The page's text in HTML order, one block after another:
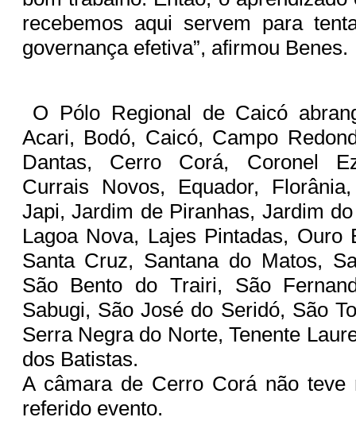
recebemos aqui servem para
governança efetiva”, afirmou Benes.
O Pólo Regional de Caicó
Acari, Bodó, Caicó, Campo
Dantas, Cerro Corá, Coronel
Currais Novos, Equador,
Japi, Jardim de Piranhas, Jardim
Lagoa Nova, Lajes Pintadas, Ouro
Santa Cruz, Santana do Matos,
São Bento do Trairi, São
Sabugi, São José do Seridó, São
Serra Negra do Norte, Tenente
dos Batistas.
A câmara de Cerro Corá não teve
referido evento.